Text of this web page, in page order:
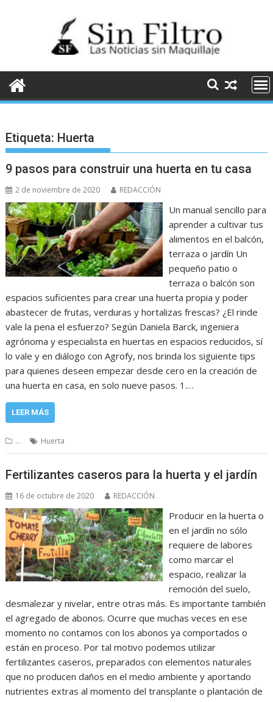
Etiqueta: Huerta
9 pasos para construir una huerta en tu casa
2 de noviembre de 2020 REDACCIÓN
Un manual sencillo para
aprender a cultivar tus
alimentos en el balcón,
terraza o jardín Un
pequeño patio o
terraza o balcón son
espacios suficientes para crear una huerta propia y poder
abastecer de frutas, verduras y hortalizas frescas? ¿El rinde
vale la pena el esfuerzo? Según Daniela Barck, ingeniera
agrónoma y especialista en huertas en espacios reducidos, sí
lo vale y en diálogo con Agrofy, nos brinda los siguiente tips
para quienes deseen empezar desde cero en la creación de
una huerta en casa, en solo nueve pasos. 1.…
LEER MÁS
... Huerta
Fertilizantes caseros para la huerta y el jardín
16 de octubre de 2020 REDACCIÓN
Producir en la huerta o
en el jardín no sólo
requiere de labores
como marcar el
espacio, realizar la
remoción del suelo,
desmalezar y nivelar, entre otras más. Es importante también
el agregado de abonos. Ocurre que muchas veces en ese
momento no contamos con los abonos ya comportados o
están en proceso. Por tal motivo podemos utilizar
fertilizantes caseros, preparados con elementos naturales
que no producen daños en el medio ambiente y aportando
nutrientes extras al momento del transplante o plantación de